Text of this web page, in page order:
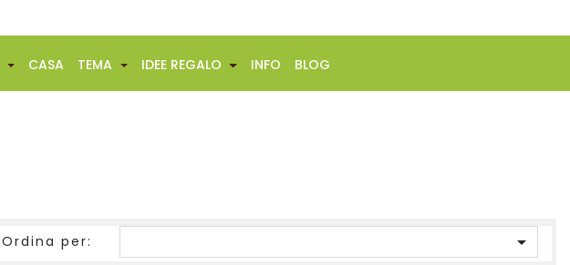
CASA TEMA IDEE REGALO INFO BLOG
Ordina per: 